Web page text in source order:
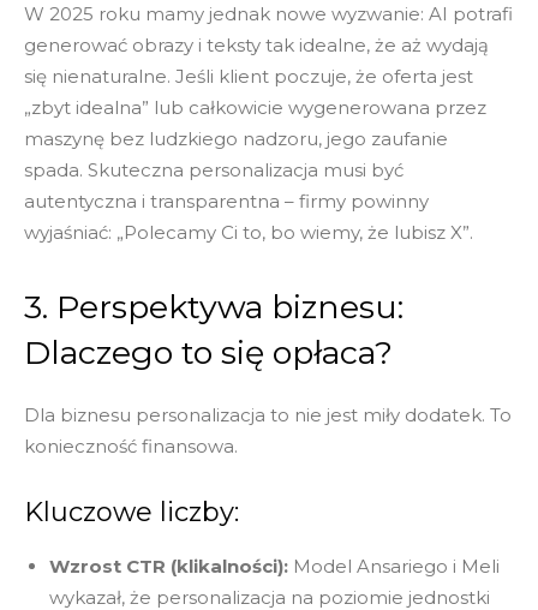
W 2025 roku mamy jednak nowe wyzwanie: AI potrafi
generować obrazy i teksty tak idealne, że aż wydają
się nienaturalne. Jeśli klient poczuje, że oferta jest
„zbyt idealna” lub całkowicie wygenerowana przez
maszynę bez ludzkiego nadzoru, jego zaufanie
spada. Skuteczna personalizacja musi być
autentyczna i transparentna – firmy powinny
wyjaśniać: „Polecamy Ci to, bo wiemy, że lubisz X”.
3. Perspektywa biznesu:
Dlaczego to się opłaca?
Dla biznesu personalizacja to nie jest miły dodatek. To
konieczność finansowa.
Kluczowe liczby:
Wzrost CTR (klikalności): Model Ansariego i Meli
wykazał, że personalizacja na poziomie jednostki